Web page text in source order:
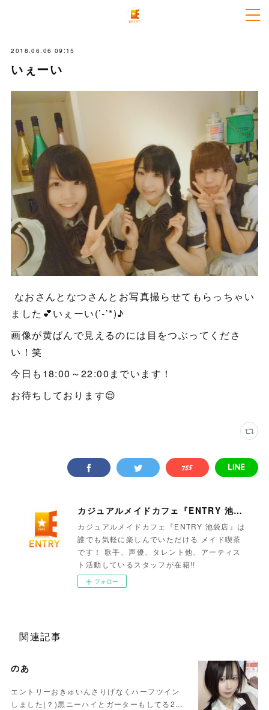
2018.06.06 09:15
いぇーい
なおさんとなつさんとお写真撮らせてもらっちゃい
ました💕いぇーい(’-’*)♪
画像が黄ばんで見えるのには目をつぶってくださ
い！笑
今日も18:00～22:00までいます！
お待ちしております😌
カジュアルメイドカフェ『ENTRY 池袋店』
カジュアルメイドカフェ『ENTRY 池袋店』は
誰でも気軽に楽しんでいただける メイド喫茶
です！ 歌手、声優、タレント他、アーティス
ト活動しているスタッフが在籍!!
フォロー
関連記事
のあ
エントリーおきゅいんさりげなくハーフツイン
しました(？)黒ニーハイとガーターもしてる2…